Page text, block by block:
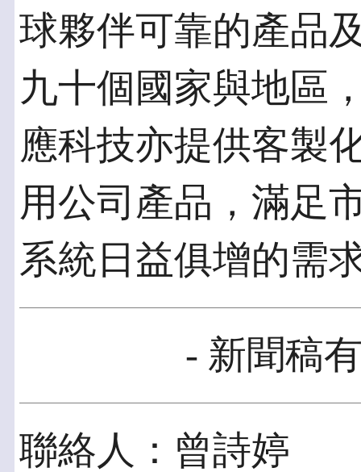
球夥伴可靠的產品
九十個國家與地區
應科技亦提供客製
用公司產品，滿足
系統日益俱增的需
- 新聞稿
聯絡人：曾詩婷